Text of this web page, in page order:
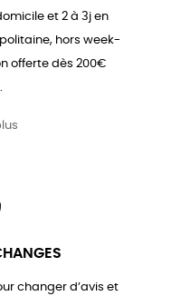
et 2 à 3j en
hors week-
offerte dès 200€
changer d’avis et